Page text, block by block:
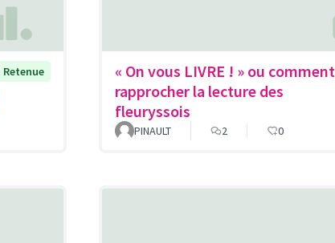
Retenue
« On vous LIVRE ! » ou comment
rapprocher la lecture des
fleuryssois
PINAULT 2 0